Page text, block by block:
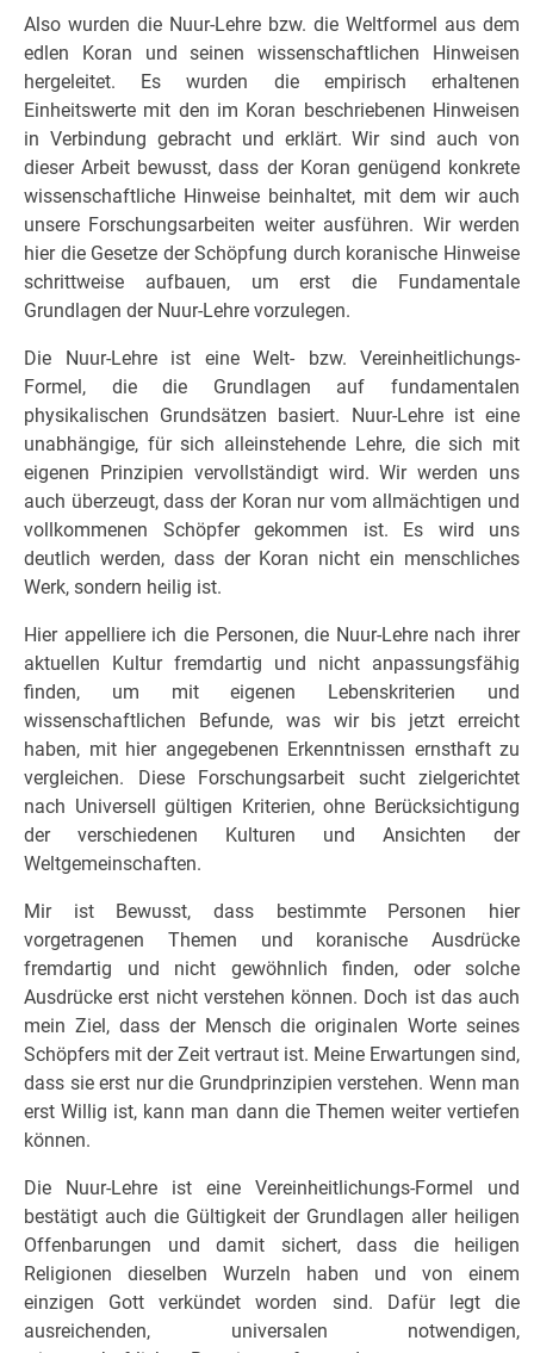
Also wurden die Nuur-Lehre bzw. die Weltformel aus dem
edlen Koran und seinen wissenschaftlichen Hinweisen
hergeleitet. Es wurden die empirisch erhaltenen
Einheitswerte mit den im Koran beschriebenen Hinweisen
in Verbindung gebracht und erklärt. Wir sind auch von
dieser Arbeit bewusst, dass der Koran genügend konkrete
wissenschaftliche Hinweise beinhaltet, mit dem wir auch
unsere Forschungsarbeiten weiter ausführen. Wir werden
hier die Gesetze der Schöpfung durch koranische Hinweise
schrittweise aufbauen, um erst die Fundamentale
Grundlagen der Nuur-Lehre vorzulegen.
Die Nuur-Lehre ist eine Welt- bzw. Vereinheitlichungs-
Formel, die die Grundlagen auf fundamentalen
physikalischen Grundsätzen basiert. Nuur-Lehre ist eine
unabhängige, für sich alleinstehende Lehre, die sich mit
eigenen Prinzipien vervollständigt wird. Wir werden uns
auch überzeugt, dass der Koran nur vom allmächtigen und
vollkommenen Schöpfer gekommen ist. Es wird uns
deutlich werden, dass der Koran nicht ein menschliches
Werk, sondern heilig ist.
Hier appelliere ich die Personen, die Nuur-Lehre nach ihrer
aktuellen Kultur fremdartig und nicht anpassungsfähig
finden, um mit eigenen Lebenskriterien und
wissenschaftlichen Befunde, was wir bis jetzt erreicht
haben, mit hier angegebenen Erkenntnissen ernsthaft zu
vergleichen. Diese Forschungsarbeit sucht zielgerichtet
nach Universell gültigen Kriterien, ohne Berücksichtigung
der verschiedenen Kulturen und Ansichten der
Weltgemeinschaften.
Mir ist Bewusst, dass bestimmte Personen hier
vorgetragenen Themen und koranische Ausdrücke
fremdartig und nicht gewöhnlich finden, oder solche
Ausdrücke erst nicht verstehen können. Doch ist das auch
mein Ziel, dass der Mensch die originalen Worte seines
Schöpfers mit der Zeit vertraut ist. Meine Erwartungen sind,
dass sie erst nur die Grundprinzipien verstehen. Wenn man
erst Willig ist, kann man dann die Themen weiter vertiefen
können.
Die Nuur-Lehre ist eine Vereinheitlichungs-Formel und
bestätigt auch die Gültigkeit der Grundlagen aller heiligen
Offenbarungen und damit sichert, dass die heiligen
Religionen dieselben Wurzeln haben und von einem
einzigen Gott verkündet worden sind. Dafür legt die
ausreichenden, universalen notwendigen,